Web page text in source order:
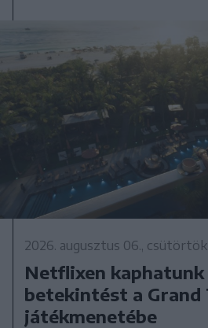
2026. augusztus 06., csütörtök
Netflixen
betekintést a
játékmenetébe